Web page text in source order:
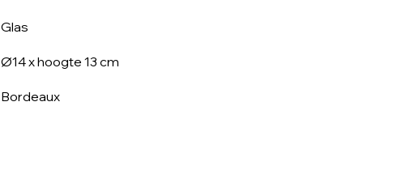
Glas
Ø14 x hoogte 13 cm
Bordeaux